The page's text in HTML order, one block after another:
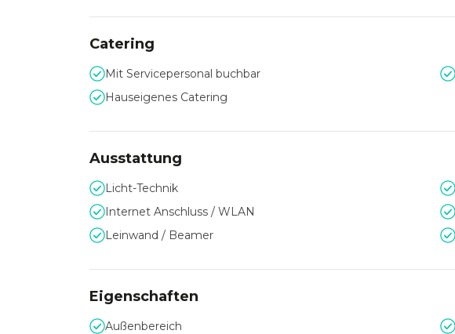
Catering
Mit Servicepersonal buchbar
Hauseigenes Catering
Ausstattung
Licht-Technik
Internet Anschluss / WLAN
Leinwand / Beamer
Eigenschaften
Außenbereich